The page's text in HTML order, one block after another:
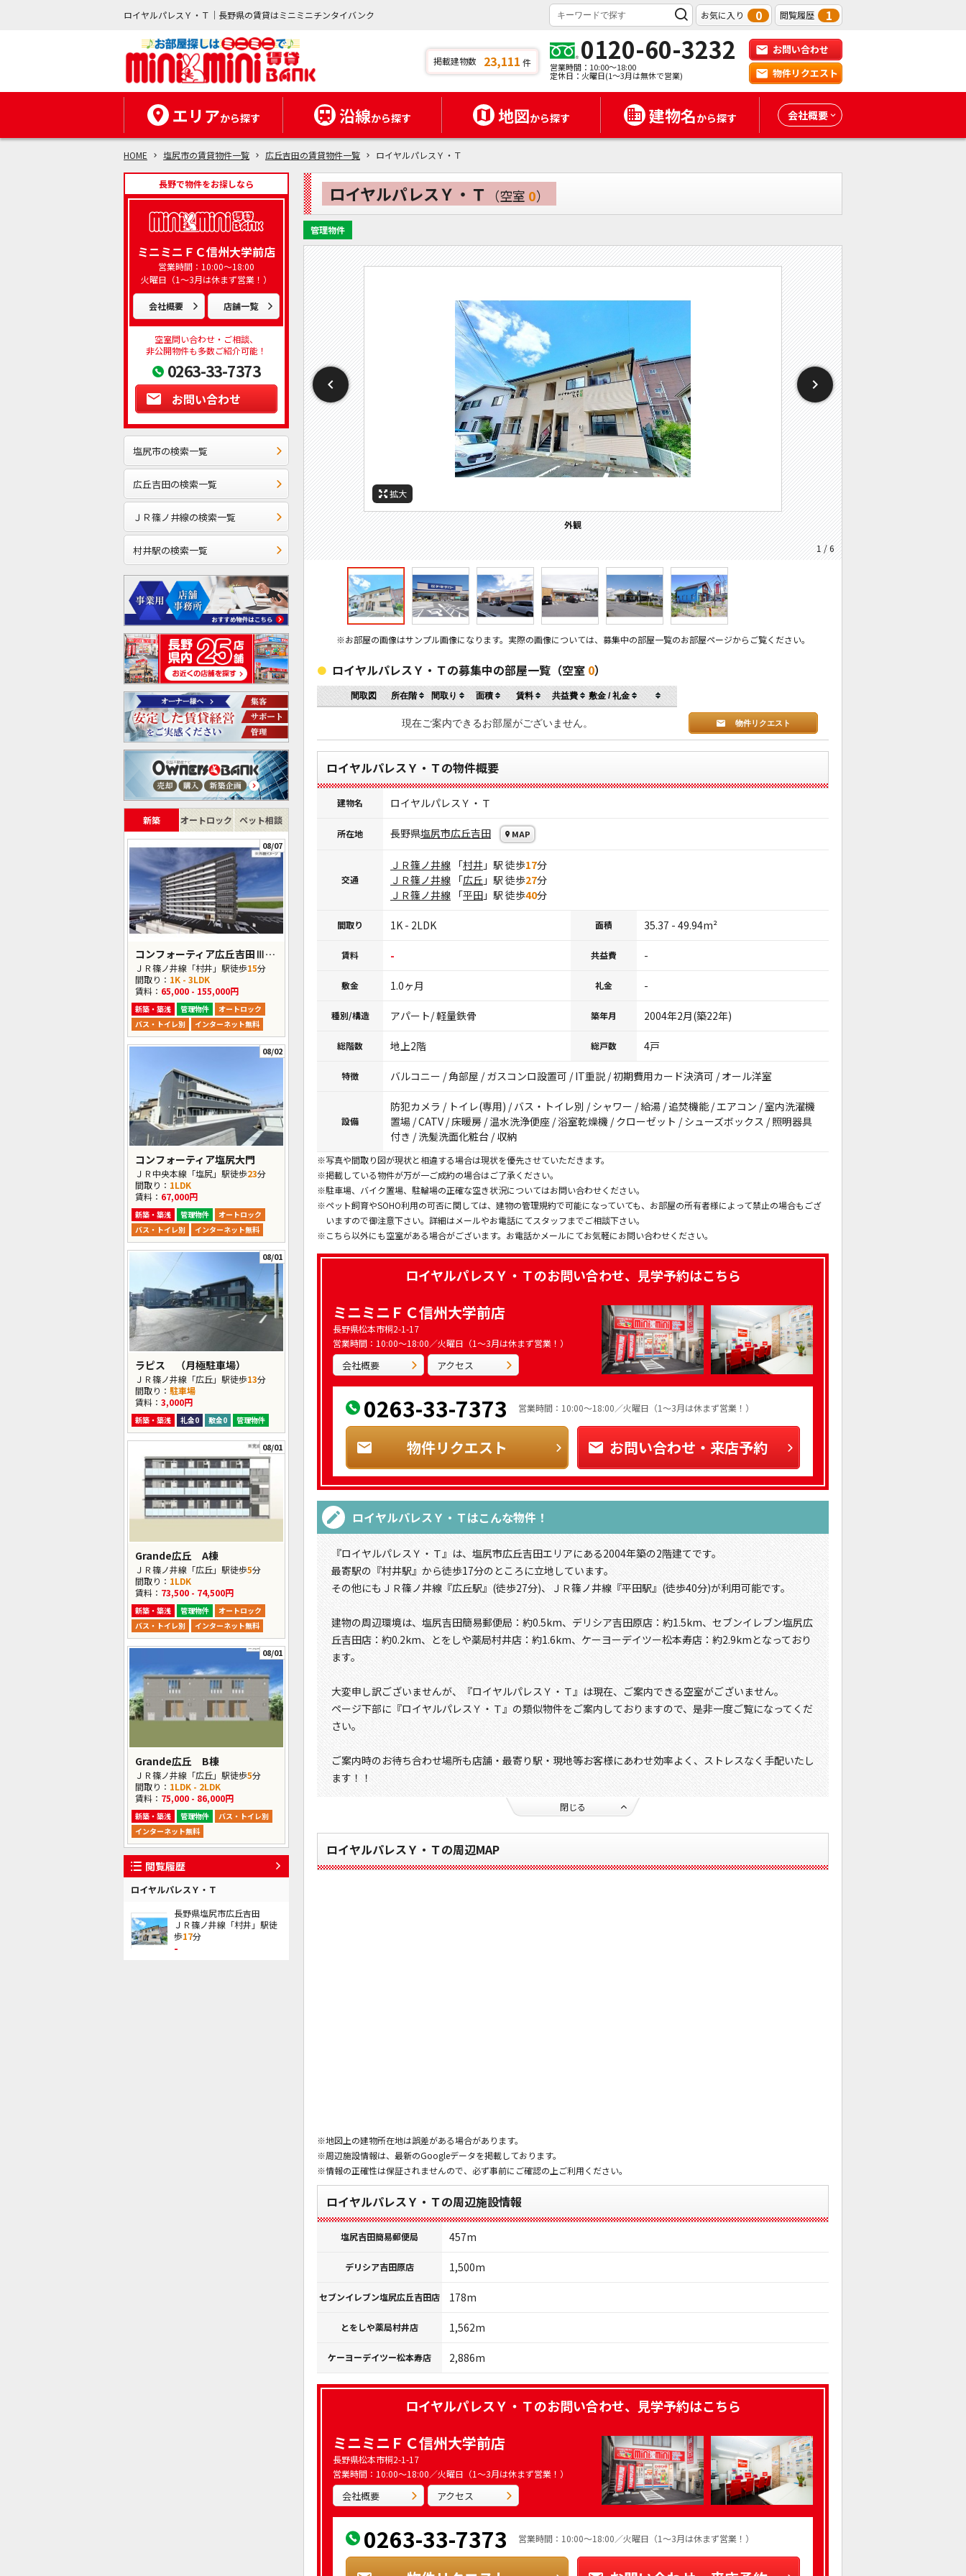
ロイヤルパレスＹ・Ｔ｜長野県の賃貸はミニミニチンタイバンク お気に入り 0 閲覧履歴 1
掲載建物数 23,111 件 0120-60-3232
営業時間：10:00～18:00
定休日：火曜日(1～3月は無休で営業)
お問い合わせ
物件リクエスト
エリアから探す 沿線から探す 地図から探す 建物名から探す 会社概要
HOME 塩尻市の賃貸物件一覧 広丘吉田の賃貸物件一覧 ロイヤルパレスＹ・Ｔ
長野で物件をお探しなら
ミニミニＦＣ信州大学前店
営業時間：10:00～18:00
火曜日（1～3月は休まず営業！）
会社概要 店舗一覧
空室問い合わせ・ご相談、
非公開物件も多数ご紹介可能！
0263-33-7373
お問い合わせ
塩尻市の検索一覧
広丘吉田の検索一覧
ＪＲ篠ノ井線の検索一覧
村井駅の検索一覧
新築 オートロック ペット相談
08/07
コンフォーティア広丘吉田Ⅲ A棟
ＪＲ篠ノ井線「村井」駅徒歩15分
間取り： 1K - 3LDK
賃料： 65,000 - 155,000円
新築・築浅 管理物件
オートロック
バス・トイレ別
インターネット無料
08/02
コンフォーティア塩尻大門
ＪＲ中央本線「塩尻」駅徒歩23分
間取り： 1LDK
賃料： 67,000円
新築・築浅 管理物件
オートロック
バス・トイレ別
インターネット無料
08/01
ラピス （月極駐車場）
ＪＲ篠ノ井線「広丘」駅徒歩13分
間取り： 駐車場
賃料： 3,000円
新築・築浅 礼金0 敷金0 管理物件
08/01
Grande広丘 A棟
ＪＲ篠ノ井線「広丘」駅徒歩5分
間取り： 1LDK
賃料： 73,500 - 74,500円
新築・築浅 管理物件
オートロック
バス・トイレ別
インターネット無料
08/01
Grande広丘 B棟
ＪＲ篠ノ井線「広丘」駅徒歩5分
間取り： 1LDK - 2LDK
賃料： 75,000 - 86,000円
新築・築浅 管理物件
バス・トイレ別
インターネット無料
閲覧履歴
ロイヤルパレスＹ・Ｔ
長野県塩尻市広丘吉田
ＪＲ篠ノ井線「村井」駅徒
歩17分
-
ロイヤルパレスＹ・Ｔ （空室 0）
管理物件
拡大
外観
1 / 6
拡大
周辺施設：ホームセンター
拡大
周辺施設：ドラックストア
拡大
周辺施設：コンビニ
拡大
周辺施設：スーパー
拡大
周辺施設：郵便局
※お部屋の画像はサンプル画像になります。実際の画像については、募集中の部屋一覧のお部屋ページからご覧ください。
ロイヤルパレスＹ・Ｔの募集中の部屋一覧（空室 0）
間取図 所在階 間取り 面積 賃料 共益費 敷金 / 礼金
現在ご案内できるお部屋がございません。 物件リクエスト
ロイヤルパレスＹ・Ｔの物件概要
建物名 ロイヤルパレスＹ・Ｔ
所在地 長野県塩尻市広丘吉田 MAP
交通
ＪＲ篠ノ井線 「村井 」駅 徒歩17分
ＪＲ篠ノ井線 「広丘 」駅 徒歩27分
ＪＲ篠ノ井線 「平田 」駅 徒歩40分
間取り 1K - 2LDK 面積 35.37 - 49.94m²
賃料 - 共益費 -
敷金 1.0ヶ月 礼金 -
種別/構造 アパート/ 軽量鉄骨 築年月 2004年2月(築22年)
総階数 地上2階 総戸数 4戸
特徴 バルコニー / 角部屋 / ガスコンロ設置可 / IT重説 / 初期費用カード決済可 / オール洋室
設備
防犯カメラ / トイレ(専用) / バス・トイレ別 / シャワー / 給湯 / 追焚機能 / エアコン / 室内洗濯機
置場 / CATV / 床暖房 / 温水洗浄便座 / 浴室乾燥機 / クローゼット / シューズボックス / 照明器具
付き / 洗髪洗面化粧台 / 収納
※写真や間取り図が現状と相違する場合は現状を優先させていただきます。
※掲載している物件が万が一ご成約の場合はご了承ください。
※駐車場、バイク置場、駐輪場の正確な空き状況についてはお問い合わせください。
※ペット飼育やSOHO利用の可否に関しては、建物の管理規約で可能になっていても、お部屋の所有者様によって禁止の場合もござ
いますので御注意下さい。詳細はメールやお電話にてスタッフまでご相談下さい。
※こちら以外にも空室がある場合がございます。お電話かメールにてお気軽にお問い合わせください。
ロイヤルパレスＹ・Ｔのお問い合わせ、見学予約はこちら
ミニミニＦＣ信州大学前店
長野県松本市桐2-1-17
営業時間：10:00～18:00／火曜日（1～3月は休まず営業！）
会社概要 アクセス
0263-33-7373 営業時間：10:00～18:00／火曜日（1～3月は休まず営業！）
物件リクエスト お問い合わせ・来店予約
ロイヤルパレスＹ・Ｔはこんな物件！
『ロイヤルパレスＹ・Ｔ』は、塩尻市広丘吉田エリアにある2004年築の2階建てです。
最寄駅の『村井駅』から徒歩17分のところに立地しています。
その他にもＪＲ篠ノ井線『広丘駅』(徒歩27分)、ＪＲ篠ノ井線『平田駅』(徒歩40分)が利用可能です。
建物の周辺環境は、塩尻吉田簡易郵便局：約0.5km、デリシア吉田原店：約1.5km、セブンイレブン塩尻広
丘吉田店：約0.2km、とをしや薬局村井店：約1.6km、ケーヨーデイツー松本寿店：約2.9kmとなっており
ます。
大変申し訳ございませんが、『ロイヤルパレスＹ・Ｔ』は現在、ご案内できる空室がございません。
ページ下部に『ロイヤルパレスＹ・Ｔ』の類似物件をご案内しておりますので、是非一度ご覧になってくだ
さい。
ご案内時のお待ち合わせ場所も店舗・最寄り駅・現地等お客様にあわせ効率よく、ストレスなく手配いたし
ます！！
閉じる
ロイヤルパレスＹ・Ｔの周辺MAP
※地図上の建物所在地は誤差がある場合があります。
※周辺施設情報は、最新のGoogleデータを掲載しております。
※情報の正確性は保証されませんので、必ず事前にご確認の上ご利用ください。
ロイヤルパレスＹ・Ｔの周辺施設情報
塩尻吉田簡易郵便局 457m
デリシア吉田原店 1,500m
セブンイレブン塩尻広丘吉田店 178m
とをしや薬局村井店 1,562m
ケーヨーデイツー松本寿店 2,886m
ロイヤルパレスＹ・Ｔのお問い合わせ、見学予約はこちら
ミニミニＦＣ信州大学前店
長野県松本市桐2-1-17
営業時間：10:00～18:00／火曜日（1～3月は休まず営業！）
会社概要 アクセス
0263-33-7373 営業時間：10:00～18:00／火曜日（1～3月は休まず営業！）